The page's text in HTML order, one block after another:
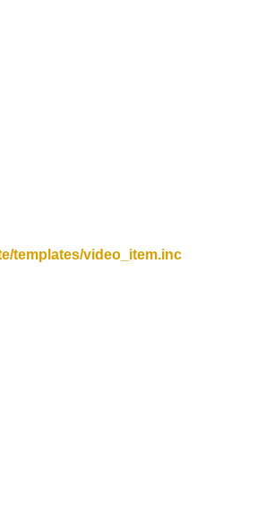
templates/video_item.inc